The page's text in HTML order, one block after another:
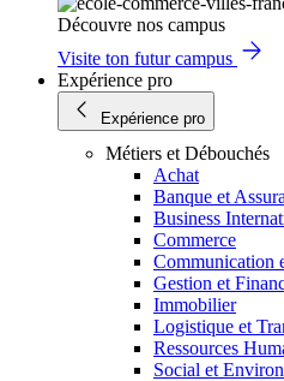
Découvre nos campus
Visite ton futur campus
Expérience pro
Expérience pro
Métiers et Débouchés
Achat
Banque et
Business
Commerce
Communication
Gestion et
Immobilier
Logistique et
Ressources
Social et